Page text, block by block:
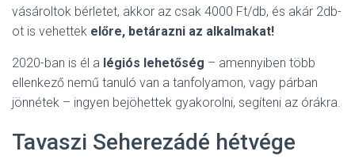
vásároltok bérletet, akkor az csak 4000 Ft/db, és akár 2db-
ot is vehettek előre, betárazni az alkalmakat!
2020-ban is él a légiós lehetőség – amennyiben több
ellenkező nemű tanuló van a tanfolyamon, vagy párban
jönnétek – ingyen bejöhettek gyakorolni, segíteni az órákra.
Tavaszi Seherezádé hétvége